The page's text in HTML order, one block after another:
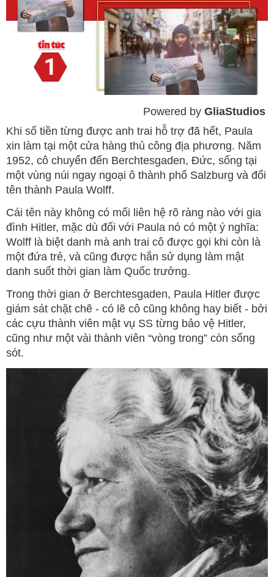
Powered by GliaStudios
Khi số tiền từng được anh trai hỗ trợ đã hết, Paula
xin làm tại một cửa hàng thủ công địa phương. Năm
1952, cô chuyển đến Berchtesgaden, Đức, sống tại
một vùng núi ngay ngoại ô thành phố Salzburg và đổi
tên thành Paula Wolff.
Cái tên này không có mối liên hệ rõ ràng nào với gia
đình Hitler, mặc dù đối với Paula nó có một ý nghĩa:
Wolff là biệt danh mà anh trai cô được gọi khi còn là
một đứa trẻ, và cũng được hắn sử dụng làm mật
danh suốt thời gian làm Quốc trưởng.
Trong thời gian ở Berchtesgaden, Paula Hitler được
giám sát chặt chẽ - có lẽ cô cũng không hay biết - bởi
các cựu thành viên mật vụ SS từng bảo vệ Hitler,
cũng như một vài thành viên “vòng trong” còn sống
sót.